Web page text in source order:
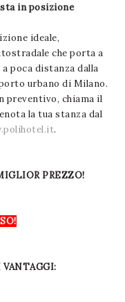
in posizione
ideale,
che porta a
poca distanza dalla
urbano di Milano.
preventivo, chiama il
la tua stanza dal
.
PREZZO!